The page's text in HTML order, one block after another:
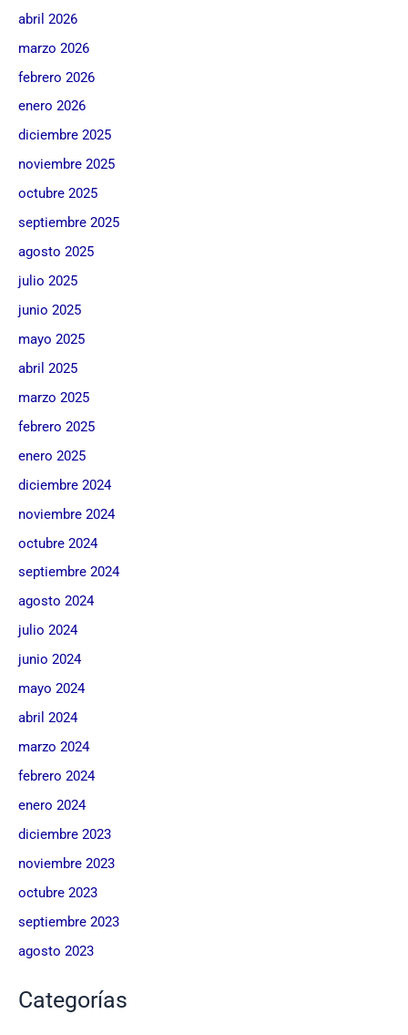
abril 2026
marzo 2026
febrero 2026
enero 2026
diciembre 2025
noviembre 2025
octubre 2025
septiembre 2025
agosto 2025
julio 2025
junio 2025
mayo 2025
abril 2025
marzo 2025
febrero 2025
enero 2025
diciembre 2024
noviembre 2024
octubre 2024
septiembre 2024
agosto 2024
julio 2024
junio 2024
mayo 2024
abril 2024
marzo 2024
febrero 2024
enero 2024
diciembre 2023
noviembre 2023
octubre 2023
septiembre 2023
agosto 2023
Categorías